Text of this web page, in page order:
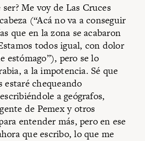
Me voy de Las Cruces
(“Acá no va a conseguir
que en la zona se acabaron
todos igual, con dolor
estómago”), pero se lo
a la impotencia. Sé que
estaré chequeando
a geógrafos,
de Pemex y otros
entender más, pero en ese
que escribo, lo que me